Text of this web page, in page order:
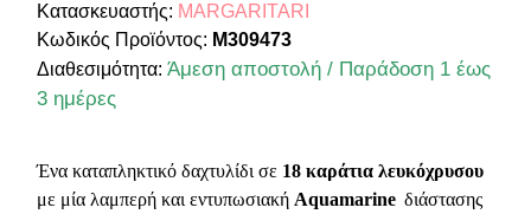
Κατασκευαστής: MARGARITARI
Κωδικός Προϊόντος: M309473
Διαθεσιμότητα: Άμεση αποστολή / Παράδοση 1 έως
3 ημέρες
Ένα καταπληκτικό δαχτυλίδι σε 18 καράτια λευκόχρυσου
με μία λαμπερή και εντυπωσιακή Aquamarine διάστασης